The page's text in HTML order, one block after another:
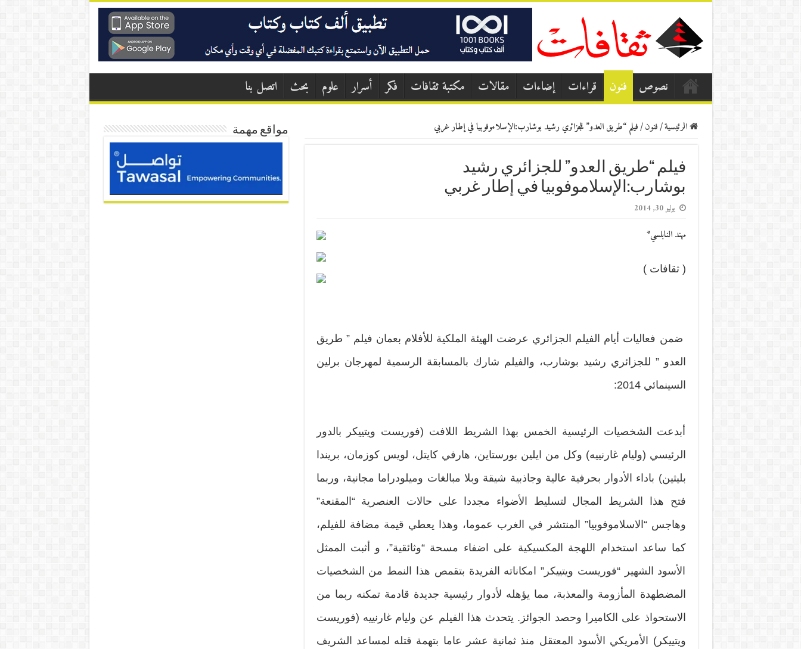
نصوص فنون قراءات إضاءات مقالات مكتبة ثقافات فكر أسرار علوم بحث اتصل بنا
الرئيسية/فنون/فيلم “طريق العدو” للجزائري رشيد بوشارب:الإسلاموفوبيا في إطار غربي
فيلم “طريق العدو” للجزائري رشيد
بوشارب:الإسلاموفوبيا في إطار غربي
يوليو 30, 2014
مهند النابلسي*
( ثقافات )
ضمن فعاليات أيام الفيلم الجزائري عرضت الهيئة الملكية للأفلام بعمان فيلم ” طريق
العدو ” للجزائري رشيد بوشارب، والفيلم شارك بالمسابقة الرسمية لمهرجان برلين
السينمائي 2014:
أبدعت الشخصيات الرئيسية الخمس بهذا الشريط اللافت (فوريست ويتييكر بالدور
الرئيسي (وليام غارنييه) وكل من ايلين بورستاين، هارفي كايتل، لويس كوزمان، بريندا
بليثين) باداء الأدوار بحرفية عالية وجاذبية شيقة وبلا مبالغات وميلودراما مجانية، وربما
فتح هذا الشريط المجال لتسليط الأضواء مجددا على حالات العنصرية “المقنعة”
وهاجس “الاسلاموفوبيا” المنتشر في الغرب عموما، وهذا يعطي قيمة مضافة للفيلم،
كما ساعد استخدام اللهجة المكسيكية على اضفاء مسحة “وثائقية”، و أثبت الممثل
الأسود الشهير “فوريست ويتييكر” امكاناته الفريدة بتقمص هذا النمط من الشخصيات
المضطهدة المأزومة والمعذبة، مما يؤهله لأدوار رئيسية جديدة قادمة تمكنه ربما من
الاستحواذ على الكاميرا وحصد الجوائز. يتحدث هذا الفيلم عن وليام غارنييه (فوريست
ويتييكر) الأمريكي الأسود المعتقل منذ ثمانية عشر عاما بتهمة قتله لمساعد الشريف
مواقع مهمة